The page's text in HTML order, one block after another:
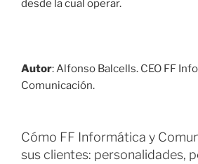
desde la cual operar​.
Autor: Alfonso Balcells. CEO FF
Comunicación.
Cómo FF Informática y
sus clientes: personalidades,